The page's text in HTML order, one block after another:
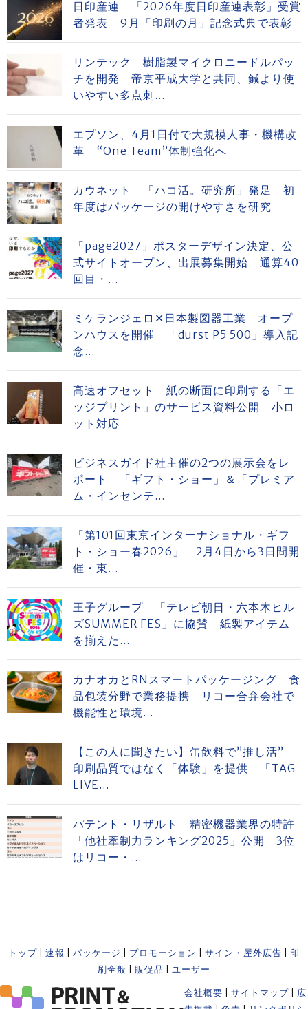
日印産連 「2026年度日印産連表彰」受賞
者発表 9月「印刷の月」記念式典で表彰
リンテック 樹脂製マイクロニードルパッ
チを開発 帝京平成大学と共同、鍼より使
いやすい多点刺...
エプソン、4月1日付で大規模人事・機構改
革 “One Team”体制強化へ
カウネット 「ハコ活。研究所」発足 初
年度はパッケージの開けやすさを研究
「page2027」ポスターデザイン決定、公
式サイトオープン、出展募集開始 通算40
回目・...
ミケランジェロ✕日本製図器工業 オープ
ンハウスを開催 「durst P5 500」導入記
念...
高速オフセット 紙の断面に印刷する「エ
ッジプリント」のサービス資料公開 小ロ
ット対応
ビジネスガイド社主催の2つの展示会をレ
ポート 「ギフト・ショー」＆「プレミア
ム・インセンテ...
「第101回東京インターナショナル・ギフ
ト・ショー春2026」 2月4日から3日間開
催・東...
王子グループ 「テレビ朝日・六本木ヒル
ズSUMMER FES」に協賛 紙製アイテム
を揃えた...
カナオカとRNスマートパッケージング 食
品包装分野で業務提携 リコー合弁会社で
機能性と環境...
【この人に聞きたい】缶飲料で”推し活”
印刷品質ではなく「体験」を提供 「TAG
LIVE...
パテント・リザルト 精密機器業界の特許
「他社牽制力ランキング2025」公開 3位
はリコー・...
トップ 速報 パッケージ プロモーション サイン・屋外広告
印
刷全般
販促品 ユーザー
会社概要 サイトマップ
広